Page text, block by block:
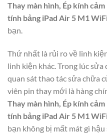
Thay màn hình, Ép kính
tính bảng iPad Air 5 M1
bạn.
Thứ nhất là rủi ro về linh
linh kiện khác. Trong lúc
quan sát thao tác sửa chữa
viên pin thay mới là hàng
Thay màn hình, Ép kính
tính bảng iPad Air 5 M1
bạn không bị mất mát gì hậu